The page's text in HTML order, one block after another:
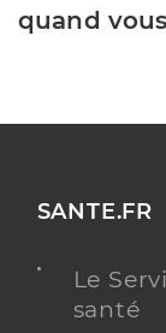
quand
SANTE.FR
Le
santé